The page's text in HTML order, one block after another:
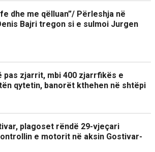
dhe me qëlluan”/ Përleshja në
Bajri tregon si e sulmoi Jurgen
pas zjarrit, mbi 400 zjarrfikës e
qytetin, banorët kthehen në shtëpi
plagoset rëndë 29-vjeçari
e motorit në aksin Gostivar-